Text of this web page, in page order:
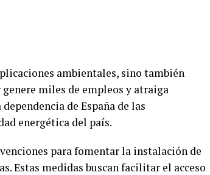
ambientales, sino también
miles de empleos y atraiga
de España de las
energética del país.
para fomentar la instalación de
Estas medidas buscan facilitar el acceso